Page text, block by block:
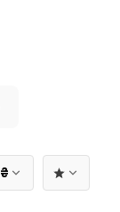
₴